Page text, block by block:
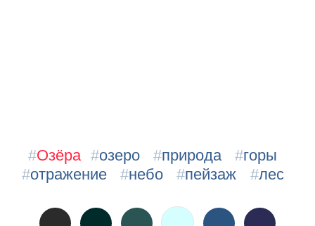
#Озёра #озеро #природа #горы
#отражение #небо #пейзаж #лес